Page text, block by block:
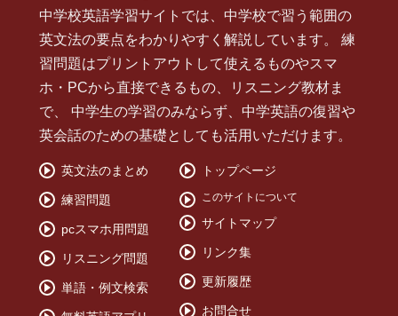
中学校英語学習サイトでは、中学校で習う範囲の
英文法の要点をわかりやすく解説しています。 練
習問題はプリントアウトして使えるものやスマ
ホ・PCから直接できるもの、リスニング教材ま
で、 中学生の学習のみならず、中学英語の復習や
英会話のための基礎としても活用いただけます。
英文法のまとめ
練習問題
pcスマホ用問題
リスニング問題
単語・例文検索
トップページ
このサイトについて
サイトマップ
リンク集
更新履歴
お問合せ